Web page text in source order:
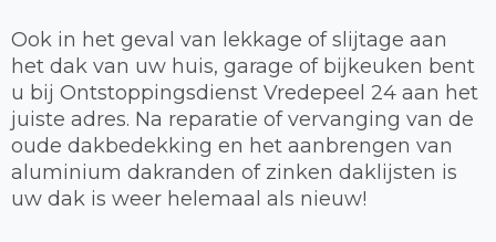
Ook in het geval van lekkage of slijtage aan
het dak van uw huis, garage of bijkeuken bent
u bij Ontstoppingsdienst Vredepeel 24 aan het
juiste adres. Na reparatie of vervanging van de
oude dakbedekking en het aanbrengen van
aluminium dakranden of zinken daklijsten is
uw dak is weer helemaal als nieuw!